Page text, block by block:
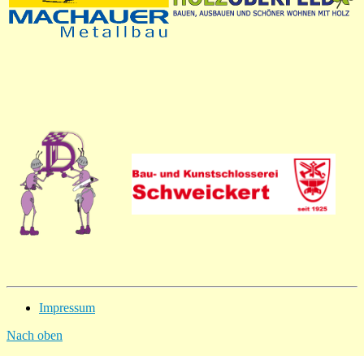
Impressum
Nach oben